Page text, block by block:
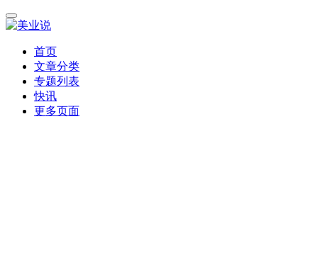
首页
文章分类
专题列表
快讯
更多页面